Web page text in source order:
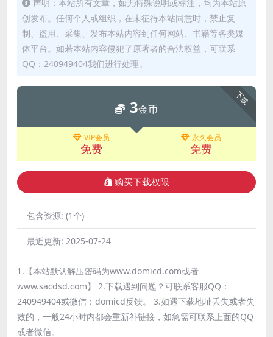
声明：本站所有文章，如无特殊说明或标注，均为本站原
创发布。任何个人或组织，在未征得本站同意时，禁止复
制、盗用、采集、发布本站内容到任何网站、书籍等各类媒
体平台。如若本站内容侵犯了原著者的合法权益，可联系
QQ：240949404我们进行处理。
下载
3金币
VIP会员
免费
永久会员
免费
购买下载权限
包含资源: (1个)
最近更新: 2025-07-24
1.【本站默认解压密码为www.domicd.com或者
www.sacdsd.com】 2.下载遇到问题？可联系客服QQ：
240949404或微信：domicd反馈。 3.如遇下载地址丢失或者失
效的，一般24小时内都会重新补链接，如急需可联系上面的QQ
或者微信。